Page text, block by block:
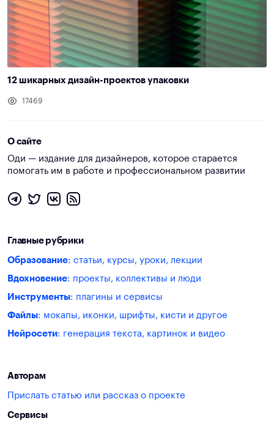
12 шикарных дизайн-проектов упаковки
17469
О сайте
Оди — издание для дизайнеров, которое старается
помогать им в работе и профессиональном развитии
Главные рубрики
Образование: статьи, курсы, уроки, лекции
Вдохновение: проекты, коллективы и люди
Инструменты: плагины и сервисы
Файлы: мокапы, иконки, шрифты, кисти и другое
Нейросети: генерация текста, картинок и видео
Авторам
Прислать статью или рассказ о проекте
Сервисы